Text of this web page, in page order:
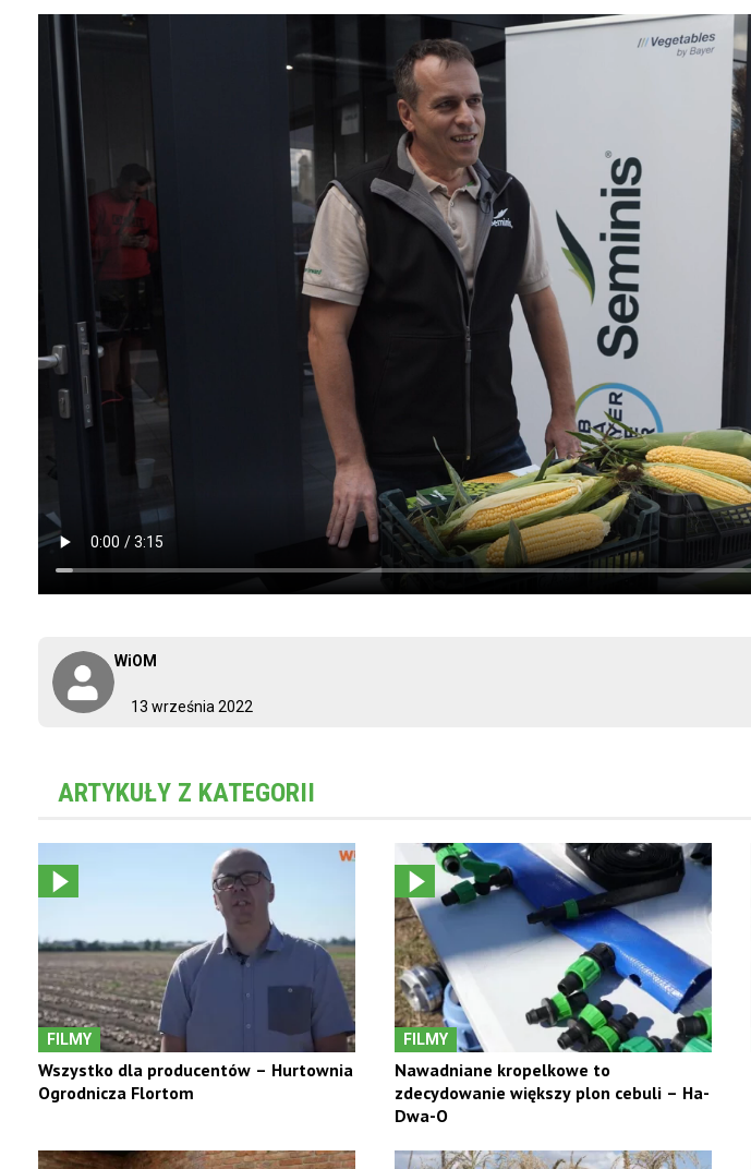
13 września 2022
WiOM
ARTYKUŁY Z KATEGORII
FILMY
Wszystko dla producentów – Hurtownia
Ogrodnicza Flortom
FILMY
Nawadniane kropelkowe to
zdecydowanie większy plon cebuli – Ha-
Dwa-O